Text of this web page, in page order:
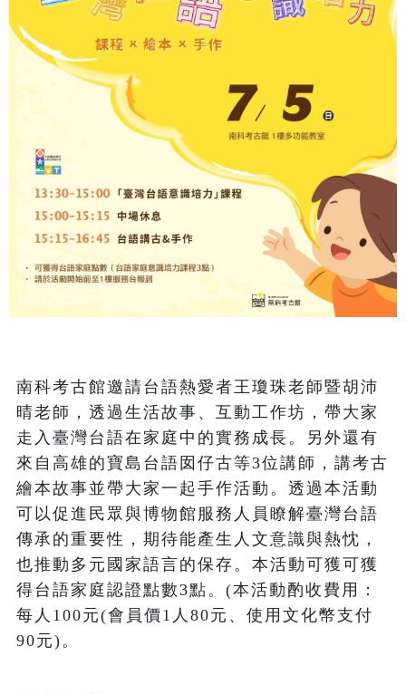
南科考古館邀請台語熱愛者王瓊珠老師暨胡沛
晴老師，透過生活故事、互動工作坊，帶大家
走入臺灣台語在家庭中的實務成長。另外還有
來自高雄的寶島台語囡仔古等3位講師，講考古
繪本故事並帶大家一起手作活動。透過本活動
可以促進民眾與博物館服務人員瞭解臺灣台語
傳承的重要性，期待能產生人文意識與熱忱，
也推動多元國家語言的保存。本活動可獲可獲
得台語家庭認證點數3點。(本活動酌收費用：
每人100元(會員價1人80元、使用文化幣支付
90元)。